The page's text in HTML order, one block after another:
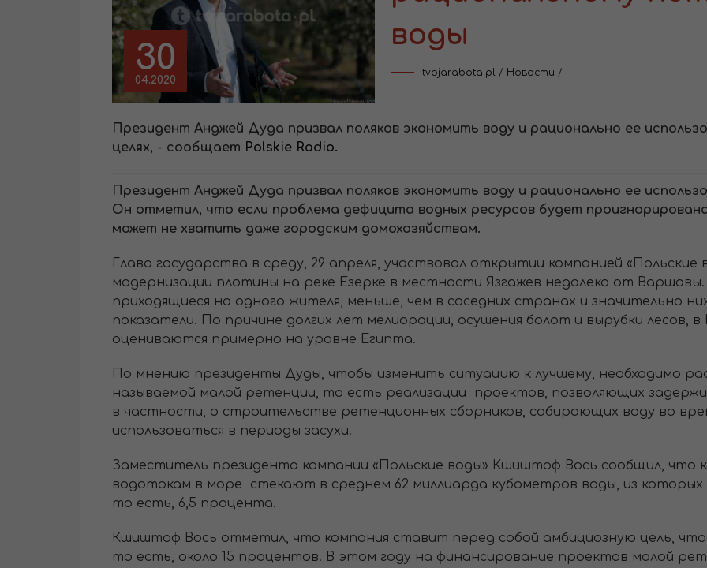
30
04.2020
воды
tvojarabota.pl / Новости /
Президент Анджей Дуда призвал поляков экономить воду и рационально ее
целях, - сообщает Polskie Radio.
Президент Анджей Дуда призвал поляков экономить воду и рационально ее
Он отметил, что если проблема дефицита водных ресурсов будет
может не хватить даже городским домохозяйствам.
Глава государства в среду, 29 апреля, участвовал открытии компанией
модернизации плотины на реке Езерке в местности Язгажев недалеко от
приходящиеся на одного жителя, меньше, чем в соседних странах и значительно
показатели. По причине долгих лет мелиорации, осушения болот и вырубки лесов,
оцениваются примерно на уровне Египта.
По мнению президенты Дуды, чтобы изменить ситуацию к лучшему, необходимо
называемой малой ретенции, то есть реализации проектов, позволяющих
в частности, о строительстве ретенционных сборников, собирающих воду во
использоваться в периоды засухи.
Заместитель президента компании «Польские воды» Кшиштоф Вось сообщил, что
водотокам в море стекают в среднем 62 миллиарда кубометров воды, из которых
то есть, 6,5 процента.
Кшиштоф Вось отметил, что компания ставит перед собой амбициозную цель,
то есть, около 15 процентов. В этом году на финансирование проектов малой